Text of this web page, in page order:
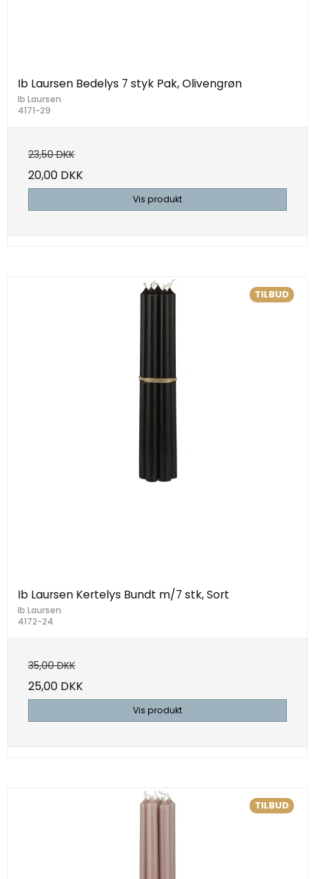
Ib Laursen Bedelys 7 styk Pak, Olivengrøn
Ib Laursen
4171-29
23,50 DKK
20,00 DKK
Vis produkt
TILBUD
Ib Laursen Kertelys Bundt m/7 stk, Sort
Ib Laursen
4172-24
35,00 DKK
25,00 DKK
Vis produkt
TILBUD